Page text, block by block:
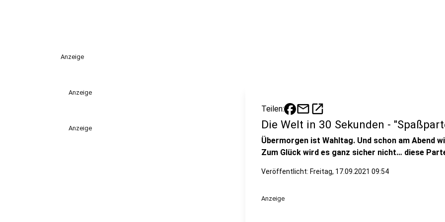
Anzeige
Anzeige
Anzeige
Teilen: mailopen_in_new
Die Welt in 30 Sekunden -
Übermorgen ist Wahltag. Und schon am Abend
Zum Glück wird es ganz sicher nicht… diese
Veröffentlicht: Freitag, 17.09.2021 09:54
Anzeige